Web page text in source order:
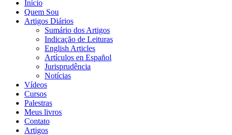
Início
Quem Sou
Artigos Diários
Sumário dos Artigos
Indicação de Leituras
English Articles
Artículos en Español
Jurisprudência
Notícias
Vídeos
Cursos
Palestras
Meus livros
Contato
Artigos